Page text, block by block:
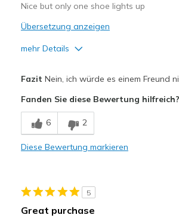
Nice but only one shoe lights up
Übersetzung anzeigen
mehr Details
Nachteile
Only one shoe lights up
Poor Quality
Sizing
Feels true to size
View On Shoes
Fazit Nein, ich würde es einem Freund
Fanden Sie diese Bewertung hilfreich?
6 2
Diese Bewertung markieren
5
Great purchase